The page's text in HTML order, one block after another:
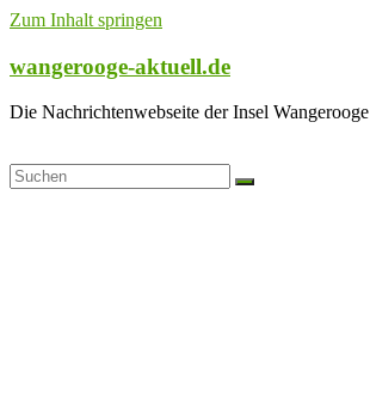
Zum Inhalt springen
wangerooge-aktuell.de
Die Nachrichtenwebseite der Insel Wangerooge